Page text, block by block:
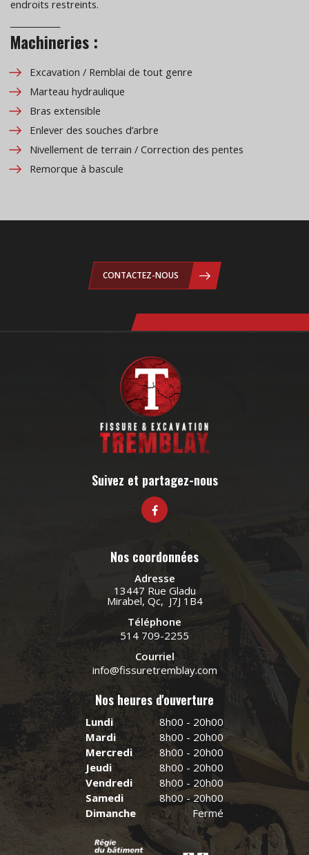
endroits restreints.
Machineries :
Excavation / Remblai de tout genre
Marteau hydraulique
Bras extensible
Enlever des souches d’arbre
Nivellement de terrain / Correction des pentes
Remorque à bascule
CONTACTEZ-NOUS
Nos coordonnées
Adresse
13447 Rue Gladu
Mirabel, Qc, J7J 1B4
Téléphone
514 709-2255
Courriel
info@fissuretremblay.com
Nos heures d'ouverture
Lundi
8h00 - 20h00
Mardi
8h00 - 20h00
Mercredi
8h00 - 20h00
Jeudi
8h00 - 20h00
Vendredi
8h00 - 20h00
Samedi
8h00 - 20h00
Dimanche
Fermé
Suivez et partagez-nous